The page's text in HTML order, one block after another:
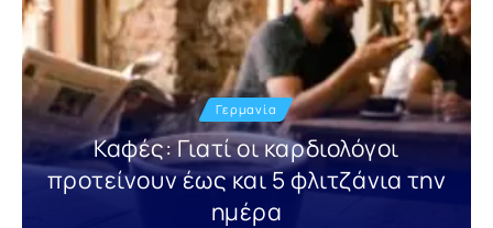
Γερμανία
Καφές: Γιατί οι καρδιολόγοι
προτείνουν έως και 5 φλιτζάνια την
ημέρα